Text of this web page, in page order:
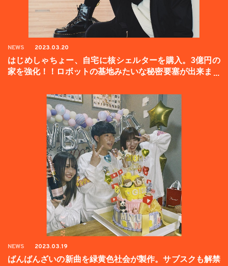
NEWS 2023.03.20
はじめしゃちょー、自宅に核シェルターを購入。3億円の
家を強化！！ロボットの基地みたいな秘密要塞が出来まし
NEWS 2023.03.19
ばんばんざいの新曲を緑黄色社会が製作。サブスクも解禁